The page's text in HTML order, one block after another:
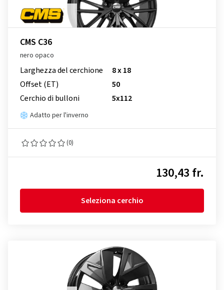
CMS C36
nero opaco
Larghezza del cerchione
8 x 18
Offset (ET)
50
Cerchio di bulloni
5x112
Adatto per l'inverno
(0)
130,43 fr.
Seleziona cerchio